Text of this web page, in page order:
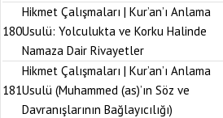
180
Hikmet Çalışmaları | Kur’an’ı Anlama
Usulü: Yolculukta ve Korku Halinde
Namaza Dair Rivayetler
181
Hikmet Çalışmaları | Kur’an’ı Anlama
Usulü (Muhammed (as)’ın Söz ve
Davranışlarının Bağlayıcılığı)